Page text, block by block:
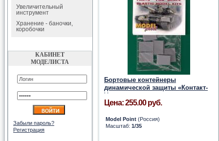
Бортовые контейнеры
динамической защиты «Контакт-
V»
Цена: 255.00 руб.
Model Point (Россия)
Масштаб: 1/35
Увеличительный
инструмент
Хранение - баночки,
коробочки
КАБИНЕТ
МОДЕЛИСТА
Забыли пароль?
Регистрация